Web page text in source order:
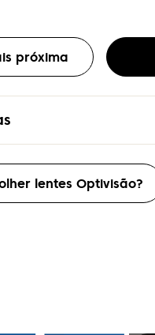
próxima
lentes Optivisão?